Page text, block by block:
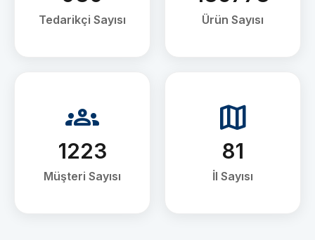
Tedarikçi Sayısı Ürün Sayısı
groups
1223
Müşteri Sayısı
map
81
İl Sayısı